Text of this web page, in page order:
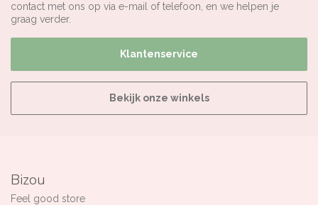
contact met ons op via e-mail of telefoon, en we helpen je
graag verder.
Klantenservice
Bekijk onze winkels
Bizou
Feel good store